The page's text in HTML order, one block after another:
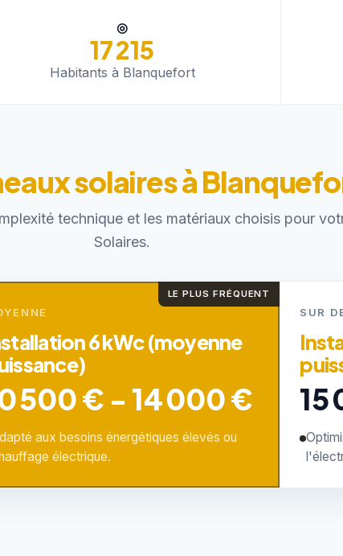
◎
17 215
Habitants à Blanquefort
solaires à
technique et les matériaux choisis pour
Solaires.
LE PLUS FRÉQUENT
6 kWc (moyenne
500 € - 14 000 €
aux besoins énergétiques élevés ou
électrique.
SUR
15